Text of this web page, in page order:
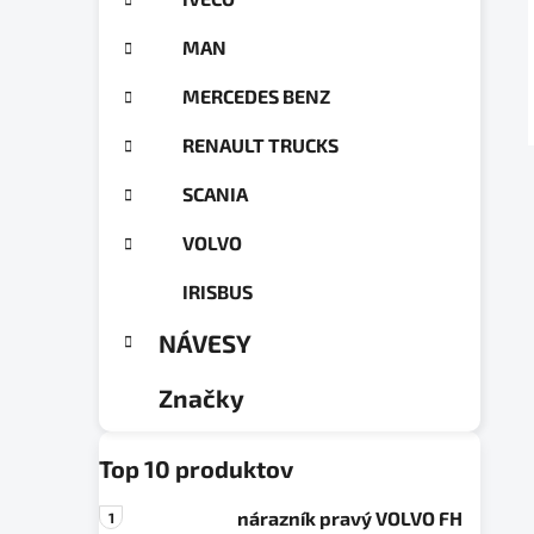
MAN
MERCEDES BENZ
RENAULT TRUCKS
SCANIA
VOLVO
IRISBUS
NÁVESY
Značky
Top 10 produktov
nárazník pravý VOLVO FH